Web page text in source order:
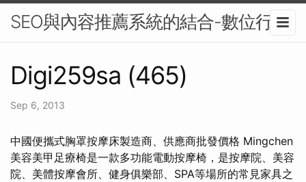
SEO與內容推薦系統的結合-數位行銷
Digi259sa (465)
Sep 6, 2013
中國便攜式胸罩按摩床製造商、供應商批發價格 Mingchen
美容美甲足療椅是一款多功能電動按摩椅，是按摩院、美容
院、美體按摩會所、健身俱樂部、SPA等場所的常見家具之